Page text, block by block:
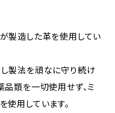
製造した革を使用してい
製法を頑なに守り続け
品類を一切使用せず、ミ
使用しています。